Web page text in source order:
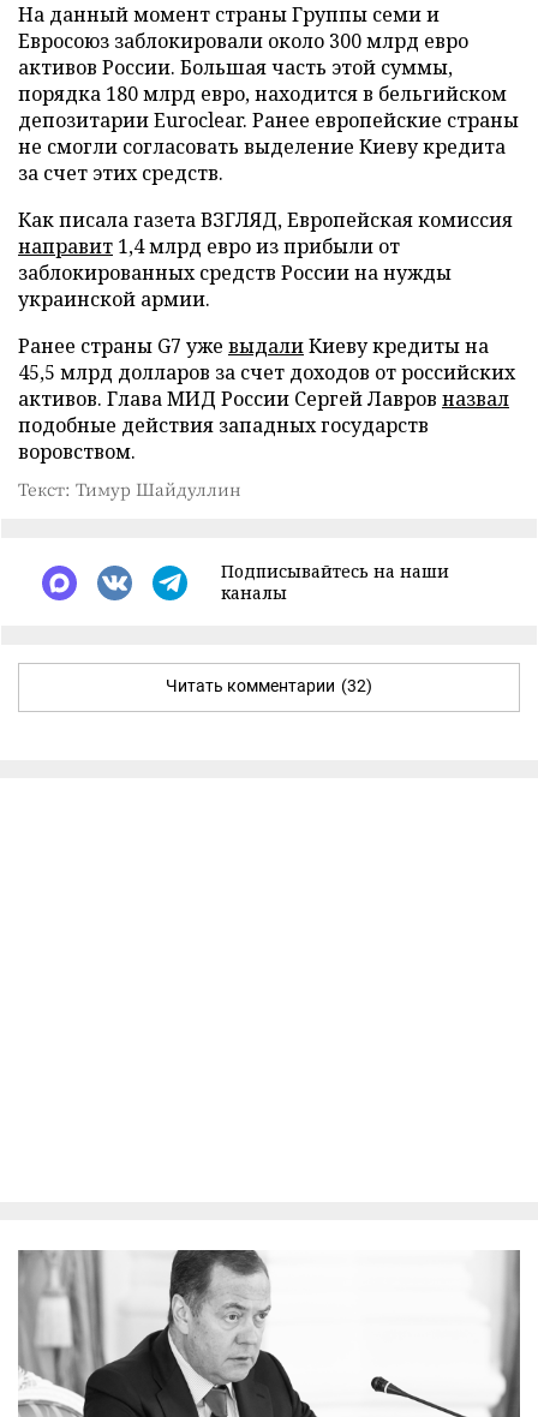
На данный момент страны Группы семи и
Евросоюз заблокировали около 300 млрд евро
активов России. Большая часть этой суммы,
порядка 180 млрд евро, находится в бельгийском
депозитарии Euroclear. Ранее европейские страны
не смогли согласовать выделение Киеву кредита
за счет этих средств.
Как писала газета ВЗГЛЯД, Европейская комиссия
направит 1,4 млрд евро из прибыли от
заблокированных средств России на нужды
украинской армии.
Ранее страны G7 уже выдалиКиеву кредиты на
45,5 млрд долларов за счет доходов от российских
активов. Глава МИД России Сергей Лавров назвал
подобные действия западных государств
воровством.
Текст: Тимур Шайдуллин
Подписывайтесь на наши
каналы
Читать комментарии (32)